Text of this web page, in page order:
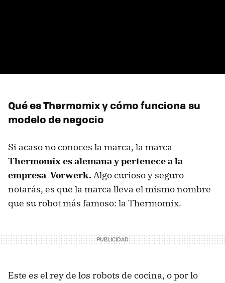
Qué es Thermomix y cómo funciona su
modelo de negocio
Si acaso no conoces la marca, la marca
Thermomix es alemana y pertenece a la
empresa Vorwerk.Algo curioso y seguro
notarás, es que la marca lleva el mismo nombre
que su robot más famoso: la Thermomix.
Este es el rey de los robots de cocina, o por lo